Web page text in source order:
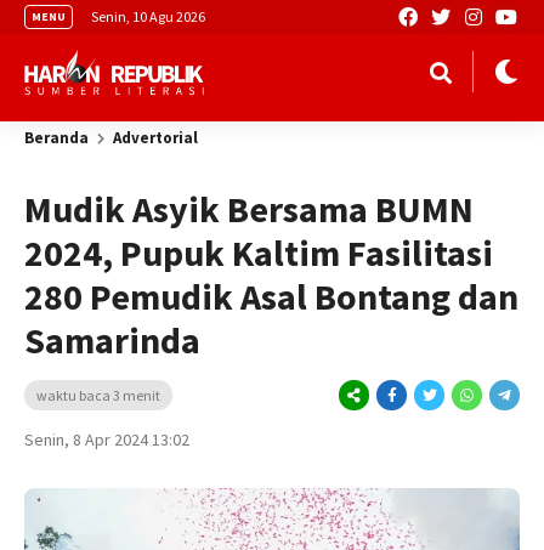
MENU Senin, 10 Agu 2026
Beranda Advertorial
Mudik Asyik Bersama BUMN
2024, Pupuk Kaltim Fasilitasi
280 Pemudik Asal Bontang dan
Samarinda
waktu baca 3 menit
Senin, 8 Apr 2024 13:02